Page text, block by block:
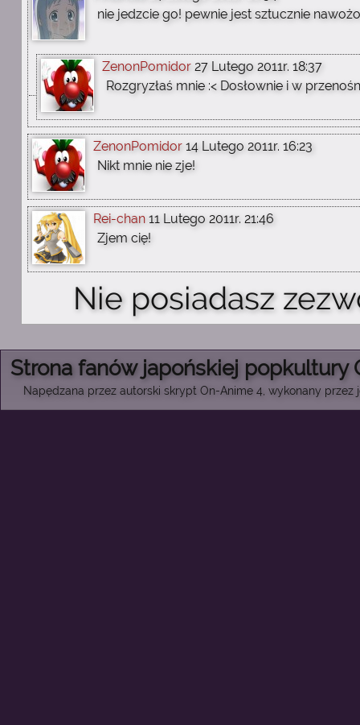
nie jedzcie go! pewnie jest sztucznie
ZenonPomidor 27 Lutego 2011r. 18:37
Rozgryzłaś mnie :< Dosłownie i w
ZenonPomidor 14 Lutego 2011r. 16:23
Nikt mnie nie zje!
Rei-chan 11 Lutego 2011r. 21:46
Zjem cię!
Nie posiadasz
Strona fanów japońskiej popkultury
Napędzana przez autorski skrypt On-Anime 4, wykonany przez